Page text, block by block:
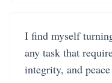
I find myself
any task that
integrity, and